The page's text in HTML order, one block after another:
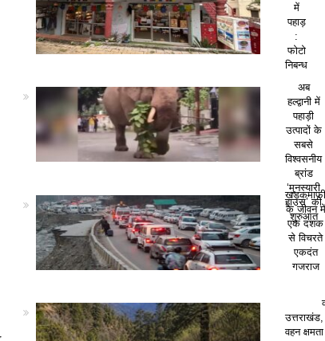
में
पहाड़
:
फोटो
निबन्ध
अब
हल्द्वानी में
पहाड़ी
उत्पादों के
सबसे
विश्वसनीय
ब्रांड
‘मुनस्यारी
हाउस’ की
शुरुआत
के जीवन में
एक दशक
से विचरते
एकदंत
गजराज
उत्तराखंड,
वहन